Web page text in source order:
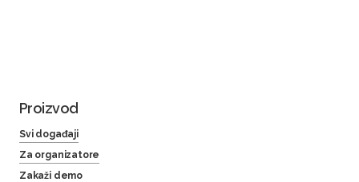
Proizvod
Svi događaji
Za organizatore
Zakaži demo